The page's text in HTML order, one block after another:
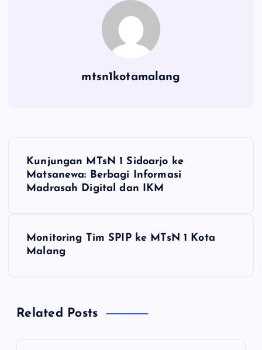
mtsn1kotamalang
N
s
Kunjungan MTsN 1 Sidoarjo ke
Matsanewa: Berbagi Informasi
Madrasah Digital dan IKM
Monitoring Tim SPIP ke MTsN 1 Kota
Malang
Related Posts